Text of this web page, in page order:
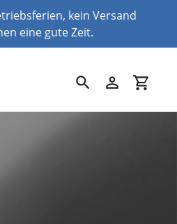
kein Versand
eine gute Zeit.
SuchenEinloggen